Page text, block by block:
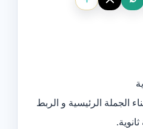
الجملة الرئيسية و الربط